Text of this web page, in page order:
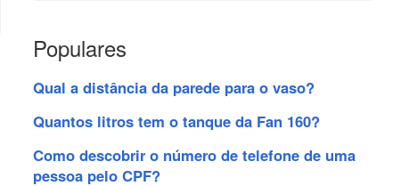
Populares
Qual a distância da parede para o vaso?
Quantos litros tem o tanque da Fan 160?
Como descobrir o número de telefone de uma
pessoa pelo CPF?